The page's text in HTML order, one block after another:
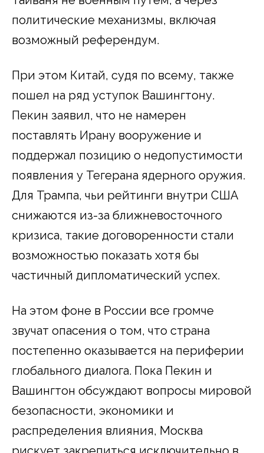
политические механизмы, включая
возможный референдум.
При этом Китай, судя по всему, также
пошел на ряд уступок Вашингтону.
Пекин заявил, что не намерен
поставлять Ирану вооружение и
поддержал позицию о недопустимости
появления у Тегерана ядерного оружия.
Для Трампа, чьи рейтинги внутри США
снижаются из-за ближневосточного
кризиса, такие договоренности стали
возможностью показать хотя бы
частичный дипломатический успех.
На этом фоне в России все громче
звучат опасения о том, что страна
постепенно оказывается на периферии
глобального диалога. Пока Пекин и
Вашингтон обсуждают вопросы мировой
безопасности, экономики и
распределения влияния, Москва